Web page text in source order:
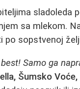
sladoleda
sa mlekom.
po sopstvenoj
Samo ga
Šumsko